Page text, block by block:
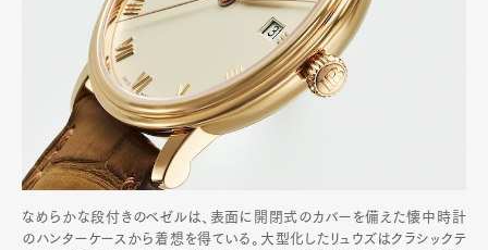
なめらかな段付きのベゼルは、表面に開閉式のカバーを備えた懐中時計
のハンターケースから着想を得ている。大型化したリュウズはクラシックテ